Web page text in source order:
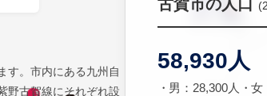
す。市内にある九州自
野古賀線にそれぞれ設
古賀市の人口
58,930人
男：28,300人
女